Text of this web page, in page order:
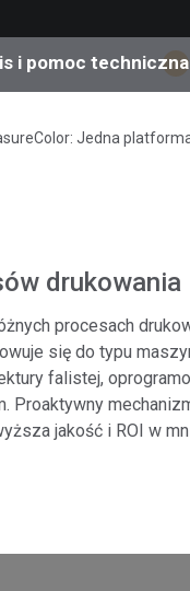
Produkty
Sklep internetowy
OEM Display &
Food Color
Nauki
Materiały
i pomoc techniczna
Skontaktuj się z
Konsultacje i
pobrania
Inne zasoby
1
Jedna
drukowania
procesach
się do typu
falistej,
jakość i ROI w